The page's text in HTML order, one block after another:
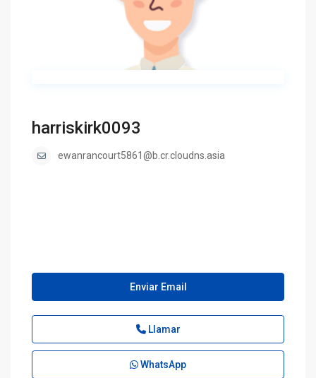
harriskirk0093
ewanrancourt5861@b.cr.cloudns.asia
Enviar Email
Llamar
WhatsApp